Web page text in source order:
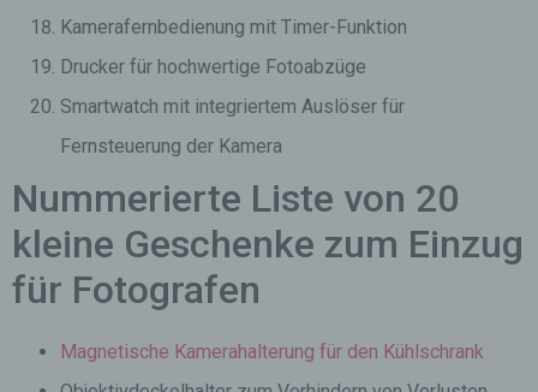
Kamerafernbedienung mit Timer-Funktion
Drucker für hochwertige Fotoabzüge
Smartwatch mit integriertem Auslöser für
Fernsteuerung der Kamera
Nummerierte Liste von 20
kleine Geschenke zum Einzug
für Fotografen
Magnetische Kamerahalterung für den Kühlschrank